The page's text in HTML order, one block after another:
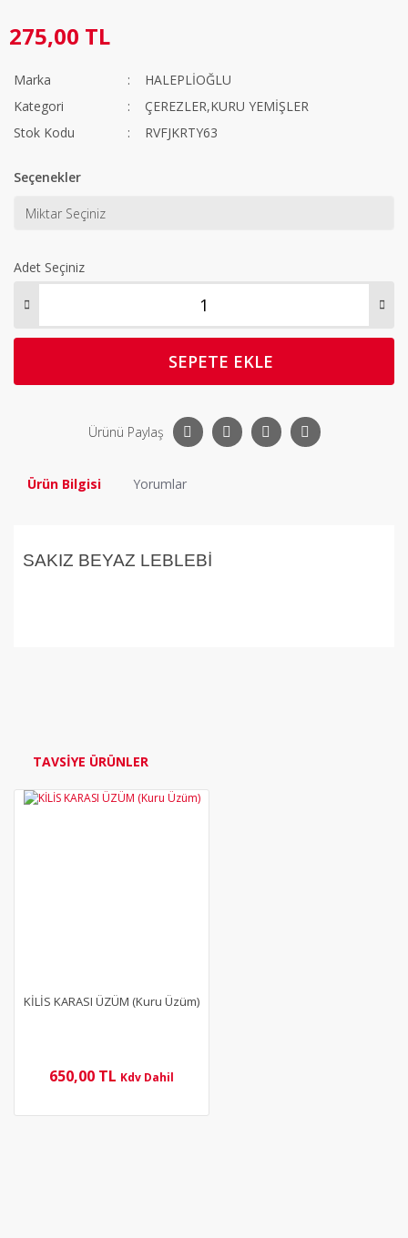
275,00 TL
Marka
HALEPLİOĞLU
Kategori
ÇEREZLER,KURU YEMİŞLER
Stok Kodu
RVFJKRTY63
Seçenekler
Adet Seçiniz
SEPETE EKLE
Ürünü Paylaş
Ürün Bilgisi Yorumlar
SAKIZ BEYAZ LEBLEBİ
TAVSİYE ÜRÜNLER
KİLİS KARASI ÜZÜM (Kuru Üzüm)
650,00 TL Kdv Dahil